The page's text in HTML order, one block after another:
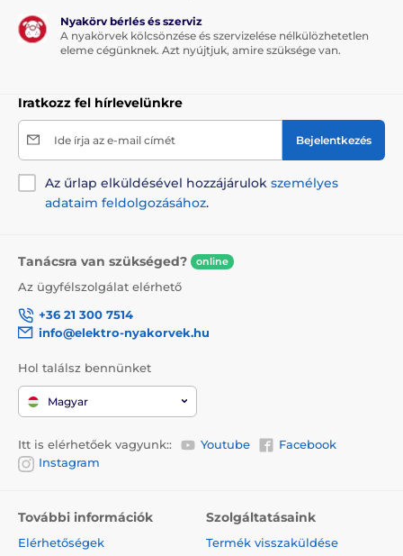
Nyakörv bérlés és szerviz
A nyakörvek kölcsönzése és szervizelése nélkülözhetetlen
eleme cégünknek. Azt nyújtjuk, amire szüksége van.
Iratkozz fel hírlevelünkre
Ide írja az e-mail címét Bejelentkezés
Az űrlap elküldésével hozzájárulok személyes
adataim feldolgozásához.
Tanácsra van szükséged? online
Az ügyfélszolgálat elérhető
+36 21 300 7514
info@elektro-nyakorvek.hu
Hol találsz bennünket
Magyar
Itt is elérhetőek vagyunk:: Youtube
Facebook
Instagram
További információk
Elérhetőségek
Szolgáltatásaink
Termék visszaküldése